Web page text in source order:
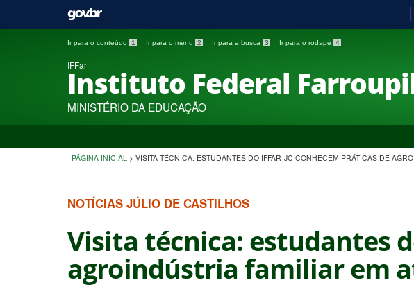
Ir para o conteúdo 1 Ir para o menu 2 Ir para a busca 3 Ir para o rodapé 4
IFFar
Instituto Federal
MINISTÉRIO DA EDUCAÇÃO
PÁGINA INICIAL > VISITA TÉCNICA: ESTUDANTES DO IFFAR-JC CONHECEM PRÁTICAS DE
NOTÍCIAS JÚLIO DE CASTILHOS
Visita técnica: estudantes
agroindústria familiar em